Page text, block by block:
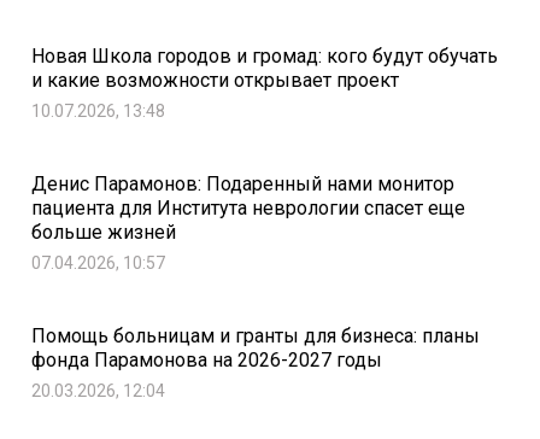
Новая Школа городов и громад: кого будут обучать
и какие возможности открывает проект
10.07.2026, 13:48
Денис Парамонов: Подаренный нами монитор
пациента для Института неврологии спасет еще
больше жизней
07.04.2026, 10:57
Помощь больницам и гранты для бизнеса: планы
фонда Парамонова на 2026-2027 годы
20.03.2026, 12:04